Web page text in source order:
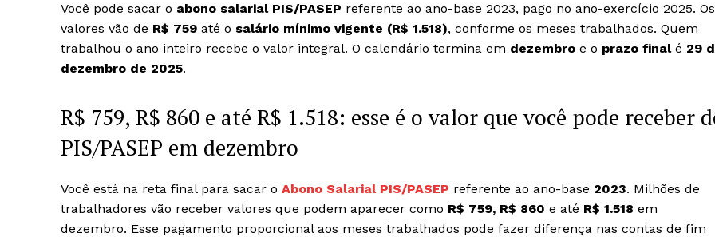
Você pode sacar o abono salarial PIS/PASEP referente ao ano-base 2023, pago no ano-exercício 2025. Os
valores vão de R$ 759 até o salário mínimo vigente (R$ 1.518), conforme os meses trabalhados. Quem
trabalhou o ano inteiro recebe o valor integral. O calendário termina em dezembro e o prazo finalé 29
dezembro de 2025.
R$ 759, R$ 860 e até R$ 1.518: esse é o valor que você pode receber
PIS/PASEP em dezembro
Você está na reta final para sacar o Abono Salarial PIS/PASEP referente ao ano-base 2023. Milhões de
trabalhadores vão receber valores que podem aparecer como R$ 759, R$ 860 e até R$ 1.518 em
dezembro. Esse pagamento proporcional aos meses trabalhados pode fazer diferença nas contas de fim